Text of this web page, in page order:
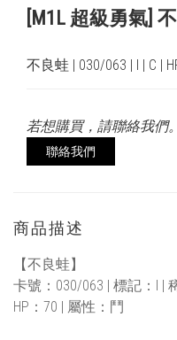
[M1L 超級勇氣]
不良蛙 | 030/063 | I | C |
若想購買，請聯絡我們。
聯絡我們
商品描述
【不良蛙】
卡號：030/063 | 標記：I |
HP：70 | 屬性：鬥